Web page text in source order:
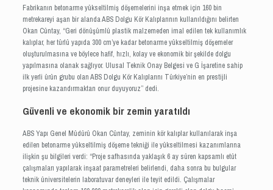
Fabrikanın betonarme yükseltilmiş döşemelerini inşa etmek için 160 bin
metrekareyi aşan bir alanda ABS Dolgu Kör Kalıplarının kullanıldığını belirten
Okan Cüntay, “Geri dönüşümlü plastik malzemeden imal edilen tek kullanımlık
kalıplar, her türlü yapıda 300 cm’ye kadar betonarme yükseltilmiş döşemeler
oluşturulmasına ve böylece hafif, hızlı, kolay ve ekonomik bir şekilde dolgu
yapılmasına olanak sağlıyor. Ulusal Teknik Onay Belgesi ve G İşaretine sahip
ilk yerli ürün grubu olan ABS Dolgu Kör Kalıplarını Türkiye’nin en prestijli
projesine kazandırmaktan onur duyuyoruz” dedi.
Güvenli ve ekonomik bir zemin yaratıldı
ABS Yapı Genel Müdürü Okan Cüntay, zeminin kör kalıplar kullanılarak inşa
edilen betonarme yükseltilmiş döşeme tekniği ile yükseltilmesi kazanımlarına
ilişkin şu bilgileri verdi: “Proje safhasında yaklaşık 6 ay süren kapsamlı etüt
çalışmaları yapılarak inşaat parametreleri belirlendi, daha sonra bu bulgular
teknik üniversitelerin laboratuvar deneyleri ile teyit edildi. Çalışmalar